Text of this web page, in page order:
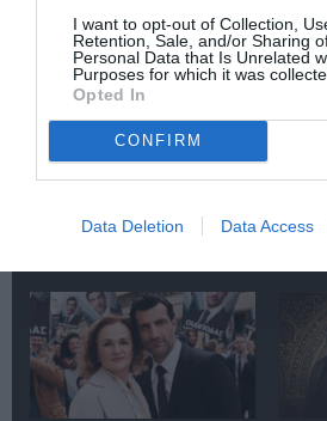
I want to opt-out of Collection,
Retention, Sale, and/or Sharing
Personal Data that Is Unrelated
Purposes for which it was
Opted In
CONFIRM
Data Deletion Data Access
Η απίστευτη
ιστορία του
Σιλβέστερ Σταλόνε
στο “I Play Rocky”
του Πίτερ Φαρέλι
(πρώτο τρέιλερ)
Ο
νέα